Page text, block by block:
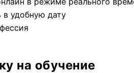
в удобную дату
на обучение